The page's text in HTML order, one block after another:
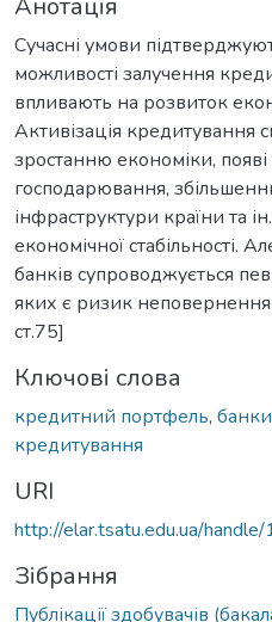
Сучасні умови
можливості залучення
впливають на розвиток
Активізація кредитування
зростанню економіки, появі
господарювання,
інфраструктури країни та
економічної стабільності.
банків супроводжується
яких є ризик
ст.75]
Ключові слова
кредитний портфель,
кредитування
URI
http://elar.tsatu.edu.ua/
Зібрання
Публікації здобувачів